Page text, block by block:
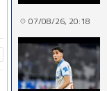
07/08/26, 20:18